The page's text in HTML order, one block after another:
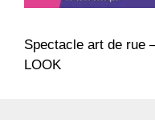
Spectacle art de rue
LOOK